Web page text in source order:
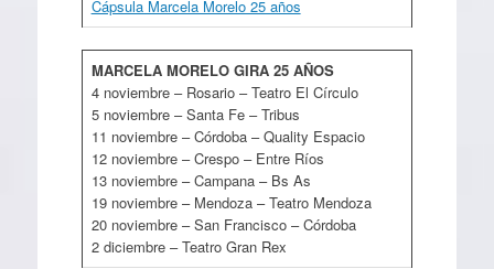
Cápsula Marcela Morelo 25 años
MARCELA MORELO GIRA 25 AÑOS
4 noviembre – Rosario – Teatro El Círculo
5 noviembre – Santa Fe – Tribus
11 noviembre – Córdoba – Quality Espacio
12 noviembre – Crespo – Entre Ríos
13 noviembre – Campana – Bs As
19 noviembre – Mendoza – Teatro Mendoza
20 noviembre – San Francisco – Córdoba
2 diciembre – Teatro Gran Rex